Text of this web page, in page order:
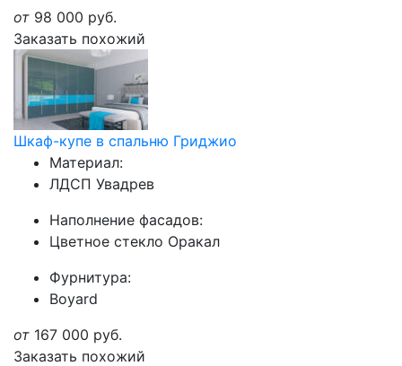
от 98 000 руб.
Заказать похожий
Шкаф-купе в спальню Гриджио
Материал:
ЛДСП Увадрев
Наполнение фасадов:
Цветное стекло Оракал
Фурнитура:
Boyard
от 167 000 руб.
Заказать похожий